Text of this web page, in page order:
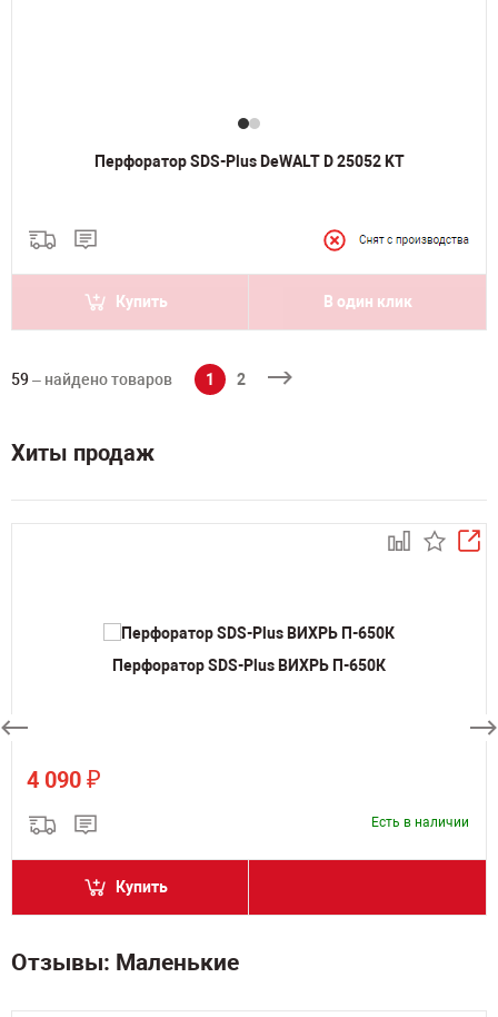
Перфоратор SDS-Plus DeWALT D 25052 KT
Купить В один клик
59– найдено товаров 1 2
Хиты продаж
Перфоратор SDS-Plus ВИХРЬ П-650К
4 090 ₽
Есть в наличии
Купить
Отзывы: Маленькие